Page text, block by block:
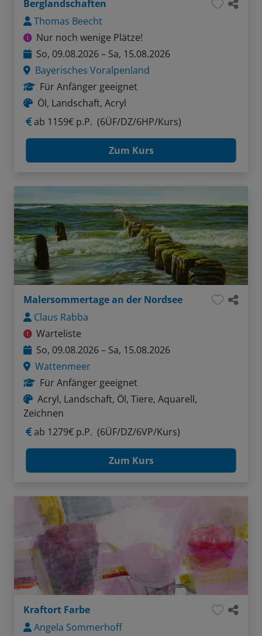
Berglandschaften
Thomas Beecht
Nur noch wenige Plätze!
So, 09.08.2026 – Sa, 15.08.2026
Bayerisches Voralpenland
Für Anfänger geeignet
Öl, Landschaft, Acryl
ab 1159€ p.P. (6ÜF/DZ/6HP/Kurs)
Zum Kurs
Malersommertage an der Nordsee
Claus Rabba
Warteliste
So, 09.08.2026 – Sa, 15.08.2026
Wattenmeer
Für Anfänger geeignet
Acryl, Landschaft, Öl, Tiere, Aquarell,
Zeichnen
ab 1279€ p.P. (6ÜF/DZ/6VP/Kurs)
Zum Kurs
Kraftort Farbe
Angela Sommerhoff